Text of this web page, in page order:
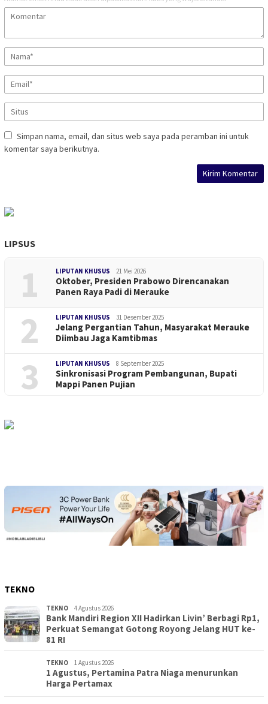
Simpan nama, email, dan situs web saya pada peramban ini untuk
komentar saya berikutnya.
LIPSUS
1 LIPUTAN KHUSUS 21 Mei 2026
Oktober, Presiden Prabowo Direncanakan
Panen Raya Padi di Merauke
2 LIPUTAN KHUSUS 31 Desember 2025
Jelang Pergantian Tahun, Masyarakat Merauke
Diimbau Jaga Kamtibmas
3 LIPUTAN KHUSUS 8 September 2025
Sinkronisasi Program Pembangunan, Bupati
Mappi Panen Pujian
TEKNO
TEKNO 4 Agustus 2026
Bank Mandiri Region XII Hadirkan Livin’ Berbagi Rp1,
Perkuat Semangat Gotong Royong Jelang HUT ke-
81 RI
TEKNO 1 Agustus 2026
1 Agustus, Pertamina Patra Niaga menurunkan
Harga Pertamax